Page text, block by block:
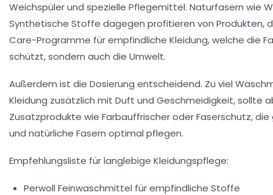
Weichspüler und spezielle Pflegemittel. Naturfasern wie
Synthetische Stoffe dagegen profitieren von Produkten,
Care-Programme für empfindliche Kleidung, welche die
schützt, sondern auch die Umwelt.
Außerdem ist die Dosierung entscheidend. Zu viel
Kleidung zusätzlich mit Duft und Geschmeidigkeit, sollte
Zusatzprodukte wie Farbauffrischer oder Faserschutz,
und natürliche Fasern optimal pflegen.
Empfehlungsliste für langlebige Kleidungspflege:
Perwoll Feinwaschmittel für empfindliche Stoffe